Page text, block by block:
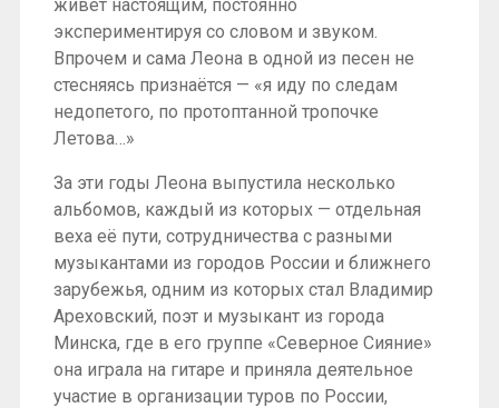
живёт настоящим, постоянно
экспериментируя со словом и звуком.
Впрочем и сама Леона в одной из песен не
стесняясь признаётся — «я иду по следам
недопетого, по протоптанной тропочке
Летова…»
За эти годы Леона выпустила несколько
альбомов, каждый из которых — отдельная
веха её пути, сотрудничества с разными
музыкантами из городов России и ближнего
зарубежья, одним из которых стал Владимир
Ареховский, поэт и музыкант из города
Минска, где в его группе «Северное Сияние»
она играла на гитаре и приняла деятельное
участие в организации туров по России,